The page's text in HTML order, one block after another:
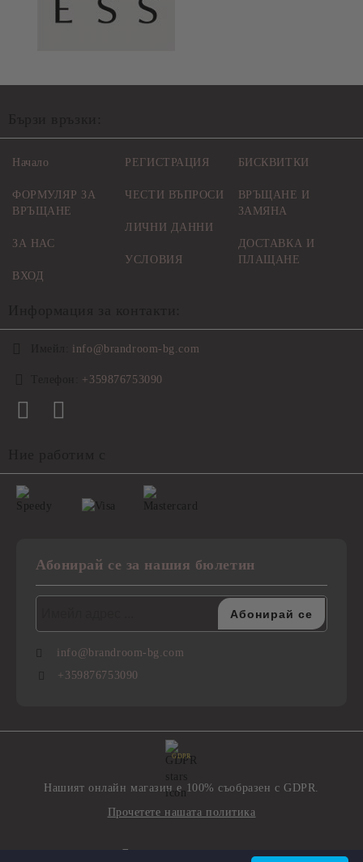
Начало
ФОРМУЛЯР ЗА
ВРЪЩАНЕ
ЗА НАС
ВХОД
РЕГИСТРАЦИЯ
ЧЕСТИ ВЪПРОСИ
ЛИЧНИ ДАННИ
УСЛОВИЯ
БИСКВИТКИ
ВРЪЩАНЕ И
ЗАМЯНА
ДОСТАВКА И
ПЛАЩАНЕ
info@brandroom-bg.com
+359876753090
Абонирай се за нашия бюлетин
info@brandroom-bg.com
+359876753090
GDPR
Нашият онлайн магазин е 100% съобразен с GDPR.
Прочетете нашата политика